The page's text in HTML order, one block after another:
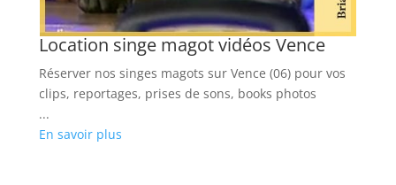
Location singe magot vidéos Vence
Réserver nos singes magots sur Vence (06) pour vos
clips, reportages, prises de sons, books photos
...
En savoir plus